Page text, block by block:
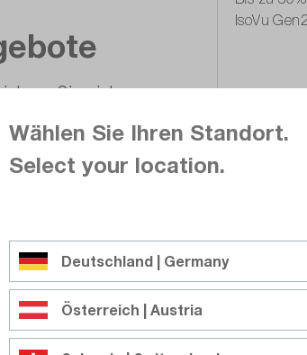
Sie sich
Deals.
IsoVu
Auf
Wählen Sie Ihren Standort.
Select your location.
Deutschland | Germany
Österreich | Austria